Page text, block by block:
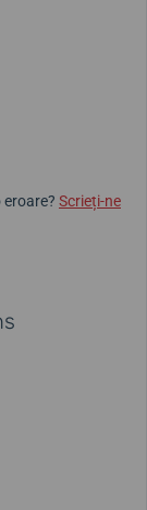
eroare? Scrieți-ne